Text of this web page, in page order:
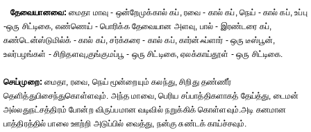
தேவையானவை: மைதா மாவு - ஒன்றேமுக்கால் கப், ரவை - கால் கப், நெய் - கால் கப், உப்பு
-ஒரு சிட்டிகை, எண்ணெய் - பொரிக்க தேவையான அளவு, பால் - இரண்டரை கப்,
கண்டென்ஸ்டுமில்க் - கால் கப், சர்க்கரை - கால் கப், கார்ன்ஃப்ளார் - ஒரு டீஸ்பூன்,
உலர்பழங்கள் - சிறிதளவு,குங்குமப்பூ - ஒரு சிட்டிகை, ஏலக்காய்தூள் - ஒரு சிட்டிகை.
செய்முறை: மைதா, ரவை, நெய் மூன்றையும் கலந்து, சிறிது தண்ணீர்
தெளித்துபிசைந்துகொள்ளவும். அந்த மாவை, பெரிய சப்பாத்திகளாகத் தேய்த்து, டைமன்
அல்லதுநட்சத்திரம் போன்ற விருப்பமான வடிவில் நறுக்கிக் கொள்ளவும்.அடி கனமான
பாத்திரத்தில் பாலை ஊற்றி அடுப்பில் வைத்து, நன்கு சுண்டக் காய்ச்சவும்.